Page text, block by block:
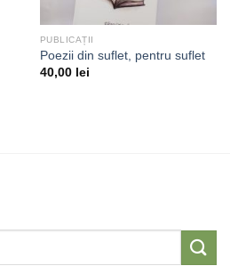
PUBLICAȚII
Poezii din suflet, pentru suflet
40,00 lei